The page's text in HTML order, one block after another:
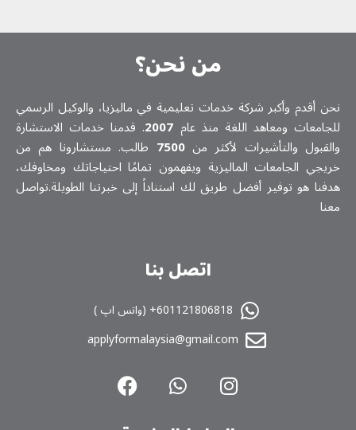
من نحن؟
نحن أقدم وأكبر شركة خدمات تعلیمیة في ماليزيا، والوكيل الرسمي
للجامعات ومعاهد اللغة منذ عام 2007. قدمنا خدمات الاستشارة
والقبول والتأشيرات لأكثر من7500 طالب. مستشارونا هم من
خريجي الجامعات الماليزية ويفهمون تمامًا احتياجاتك ومخاوفك،
هدفنا هو توفير أفضل طريق لك استناداً إلى خبرتنا الطويلة.تواصل
معنا
اتصل بنا
601121806818+ (واتس اپ )
applyformalaysia@gmail.com